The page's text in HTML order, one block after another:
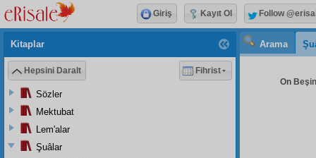
Arama
On
Kitaplar
Hepsini Daralt Fihrist
Sözler
Mektubat
Lem'alar
Şuâlar
Giriş Kayıt Ol Follow